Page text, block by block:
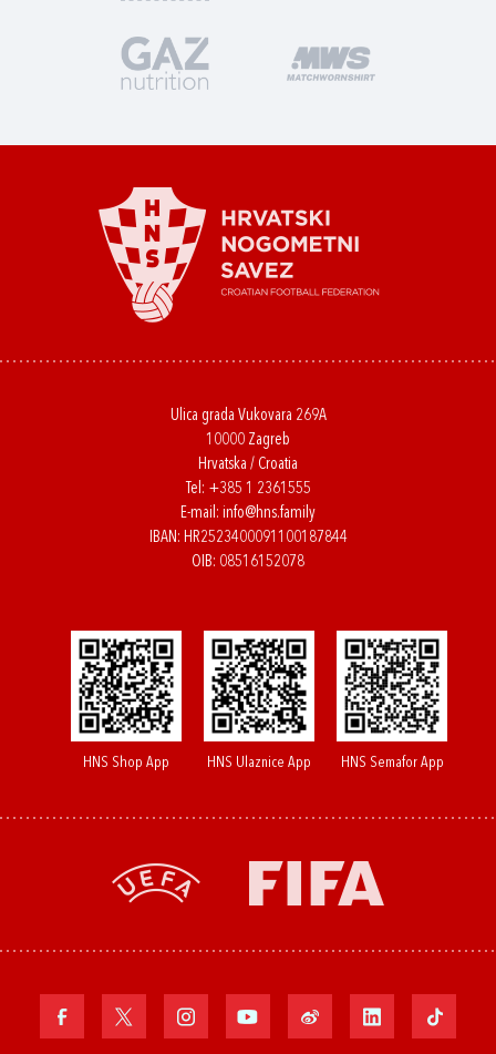
Ulica grada Vukovara 269A
10000 Zagreb
Hrvatska / Croatia
Tel: +385 1 2361555
E-mail: info@hns.family
IBAN: HR2523400091100187844
OIB: 08516152078
HNS Shop App HNS Ulaznice App HNS Semafor App